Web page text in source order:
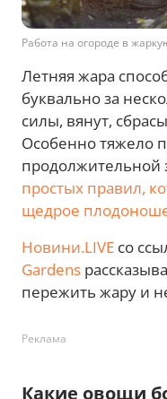
Работа на огороде в
Летняя жара
буквально за
силы, вянут,
Особенно тяжело
продолжительной
простых правил,
щедрое
Новини.LIVE со
Gardens
пережить жару и
Реклама
Какие овощи